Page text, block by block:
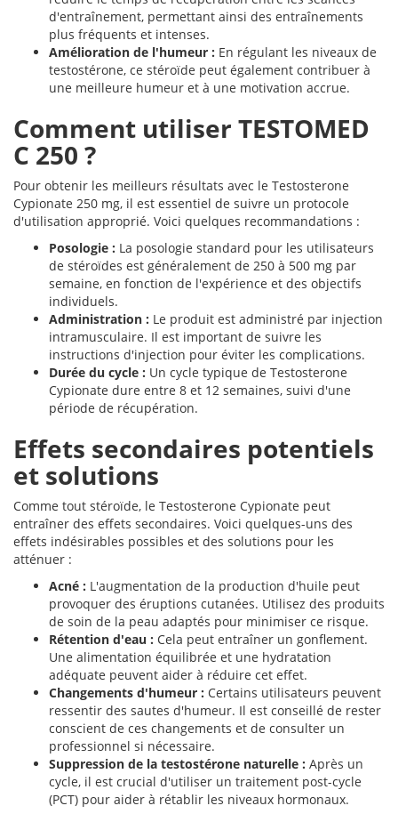
d'entraînement, permettant ainsi des entraînements
plus fréquents et intenses.
Amélioration de l'humeur : En régulant les niveaux de
testostérone, ce stéroïde peut également contribuer à
une meilleure humeur et à une motivation accrue.
Comment utiliser TESTOMED
C 250 ?
Pour obtenir les meilleurs résultats avec le Testosterone
Cypionate 250 mg, il est essentiel de suivre un protocole
d'utilisation approprié. Voici quelques recommandations :
Posologie : La posologie standard pour les utilisateurs
de stéroïdes est généralement de 250 à 500 mg par
semaine, en fonction de l'expérience et des objectifs
individuels.
Administration : Le produit est administré par injection
intramusculaire. Il est important de suivre les
instructions d'injection pour éviter les complications.
Durée du cycle : Un cycle typique de Testosterone
Cypionate dure entre 8 et 12 semaines, suivi d'une
période de récupération.
Effets secondaires potentiels
et solutions
Comme tout stéroïde, le Testosterone Cypionate peut
entraîner des effets secondaires. Voici quelques-uns des
effets indésirables possibles et des solutions pour les
atténuer :
Acné : L'augmentation de la production d'huile peut
provoquer des éruptions cutanées. Utilisez des produits
de soin de la peau adaptés pour minimiser ce risque.
Rétention d'eau : Cela peut entraîner un gonflement.
Une alimentation équilibrée et une hydratation
adéquate peuvent aider à réduire cet effet.
Changements d'humeur : Certains utilisateurs peuvent
ressentir des sautes d'humeur. Il est conseillé de rester
conscient de ces changements et de consulter un
professionnel si nécessaire.
Suppression de la testostérone naturelle : Après un
cycle, il est crucial d'utiliser un traitement post-cycle
(PCT) pour aider à rétablir les niveaux hormonaux.